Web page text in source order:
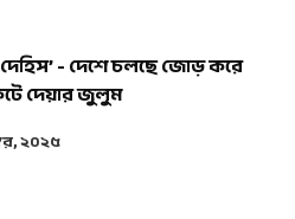
- দেশে চলছে জোড় করে
দেয়ার জুলুম
২০২৫